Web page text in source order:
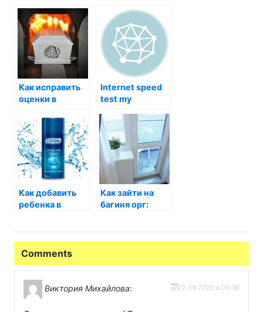
Как исправить
оценки в
дневнике:
полное
руководство
Internet speed
test my
Как добавить
ребенка в
руководство
Как зайти на
багиня орг:
Comments
Виктория Михайлова: 22.09.2025 в 06:38